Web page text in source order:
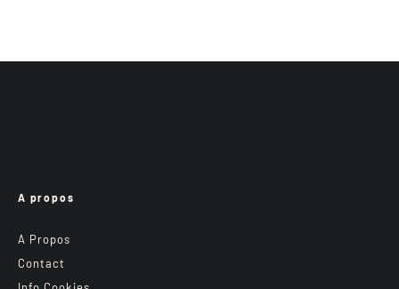
A propos
A Propos
Contact